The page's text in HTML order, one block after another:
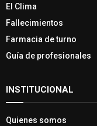
El Clima
Fallecimientos
Farmacia de turno
Guía de profesionales
INSTITUCIONAL
Quienes somos